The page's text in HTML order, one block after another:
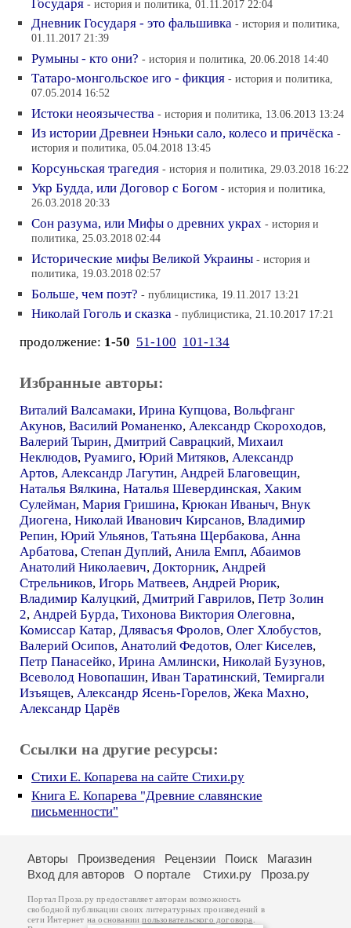
Государя - история и политика, 01.11.2017 22:04
Дневник Государя - это фальшивка - история и политика,
01.11.2017 21:39
Румыны - кто они? - история и политика, 20.06.2018 14:40
Татаро-монгольское иго - фикция - история и политика,
07.05.2014 16:52
Истоки неоязычества - история и политика, 13.06.2013 13:24
Из истории Древнеи Нэньки сало, колесо и причёска -
история и политика, 05.04.2018 13:45
Корсуньская трагедия - история и политика, 29.03.2018 16:22
Укр Будда, или Договор с Богом - история и политика,
26.03.2018 20:33
Сон разума, или Мифы о древних украх - история и
политика, 25.03.2018 02:44
Исторические мифы Великой Украины - история и
политика, 19.03.2018 02:57
Больше, чем поэт? - публицистика, 19.11.2017 13:21
Николай Гоголь и сказка - публицистика, 21.10.2017 17:21
продолжение: 1-50 51-100 101-134
Избранные авторы:
Виталий Валсамаки, Ирина Купцова, Вольфганг
Акунов, Василий Романенко, Александр Скороходов,
Валерий Тырин, Дмитрий Саврацкий, Михаил
Неклюдов, Руамиго, Юрий Митяков, Александр
Артов, Александр Лагутин, Андрей Благовещин,
Наталья Вялкина, Наталья Шевердинская, Хаким
Сулейман, Мария Гришина, Крюкан Иваныч, Внук
Диогена, Николай Иванович Кирсанов, Владимир
Репин, Юрий Ульянов, Татьяна Щербакова, Анна
Арбатова, Степан Дуплий, Анила Емпл, Абаимов
Анатолий Николаевич, Докторник, Андрей
Стрельников, Игорь Матвеев, Андрей Рюрик,
Владимир Калуцкий, Дмитрий Гаврилов, Петр Золин
2, Андрей Бурда, Тихонова Виктория Олеговна,
Комиссар Катар, Длявасъя Фролов, Олег Хлобустов,
Валерий Осипов, Анатолий Федотов, Олег Киселев,
Петр Панасейко, Ирина Амлински, Николай Бузунов,
Всеволод Новопашин, Иван Таратинский, Темиргали
Изъящев, Александр Ясень-Горелов, Жека Махно,
Александр Царёв
Ссылки на другие ресурсы:
Стихи Е. Копарева на сайте Стихи.ру
Книга Е. Копарева "Древние славянские
письменности"
Авторы Произведения Рецензии Поиск
Магазин
Вход для авторов
О портале Стихи.ру Проза.ру
Портал Проза.ру предоставляет авторам возможность
свободной публикации своих литературных произведений в
сети Интернет на основаниипользовательского договора